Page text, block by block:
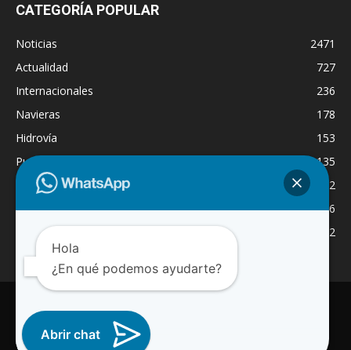
CATEGORÍA POPULAR
Noticias
2471
Actualidad
727
Internacionales
236
Navieras
178
Hidrovía
153
Puertos
135
Economía
132
Nacionales
126
Dragado
122
LOGISTICA
INTERNACIONAL
Hola
¿En qué podemos ayudarte?
Abrir chat